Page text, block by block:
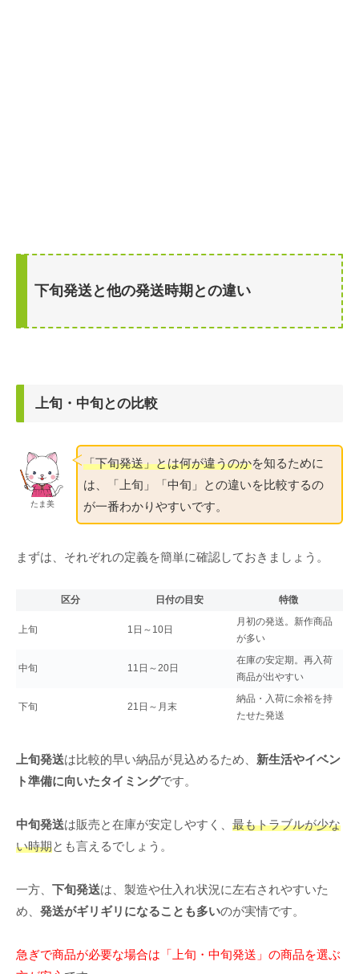
下旬発送と他の発送時期との違い
上旬・中旬との比較
たま美
「下旬発送」とは何が違うのかを知るために
は、「上旬」「中旬」との違いを比較するの
が一番わかりやすいです。
まずは、それぞれの定義を簡単に確認しておきましょう。
区分 日付の目安 特徴
上旬 1日～10日
月初の発送。新作商品
が多い
中旬 11日～20日
在庫の安定期。再入荷
商品が出やすい
下旬 21日～月末
納品・入荷に余裕を持
たせた発送
上旬発送は比較的早い納品が見込めるため、 新生活やイベン
ト準備に向いたタイミングです。
中旬発送は販売と在庫が安定しやすく、 最もトラブルが少な
い時期とも言えるでしょう。
一方、 下旬発送は、製造や仕入れ状況に左右されやすいた
め、 発送がギリギリになることも多いのが実情です。
急ぎで商品が必要な場合は「上旬・中旬発送」の商品を選ぶ